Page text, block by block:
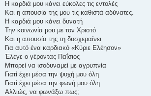
Η καρδιά μου κάνει εύκολες τις εντολές
Και η απουσία της μου τις καθιστά αδύνατες.
Η καρδιά μου κάνει δυνατή
Την κοινωνία μου με τον Χριστό
Και η απουσία της τη δυσχεραίνει
Για αυτό ένα καρδιακό «Κύριε Ελέησον»
Έλεγε ο γέροντας Παΐσιος
Μπορεί να ισοδυναμεί με αγρυπνία
Γιατί έχει μέσα την ψυχή μου όλη
Γιατί έχει μέσα την φωνή μου όλη
Αλλιώς, να φωνάξω πως;